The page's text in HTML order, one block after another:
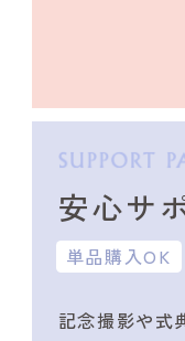
安心サ
単品購入OK
記念撮影や式